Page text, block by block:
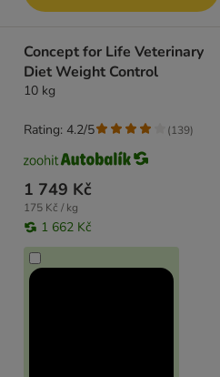
Concept for Life Veterinary
Diet Weight Control
10 kg
1 749 Kč
175 Kč / kg
1 662 Kč
Rating: 4.2/5 (139)